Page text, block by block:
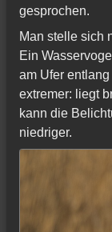
gesprochen.
Man stelle sich
Ein
am Ufer
extremer: liegt
kann die
niedriger.